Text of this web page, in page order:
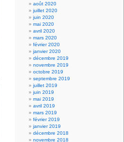
août 2020
juillet 2020
juin 2020
mai 2020
avril 2020
mars 2020
février 2020
janvier 2020
décembre 2019
novembre 2019
octobre 2019
septembre 2019
juillet 2019
juin 2019
mai 2019
avril 2019
mars 2019
février 2019
janvier 2019
décembre 2018
novembre 2018